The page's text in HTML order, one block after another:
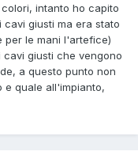
intanto ho capito
giusti ma era stato
per le mani l'artefice)
giusti che vengono
a questo punto non
e quale all'impianto,